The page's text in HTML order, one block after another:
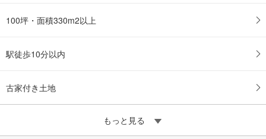
100坪・面積330m2以上
駅徒歩10分以内
古家付き土地
もっと見る